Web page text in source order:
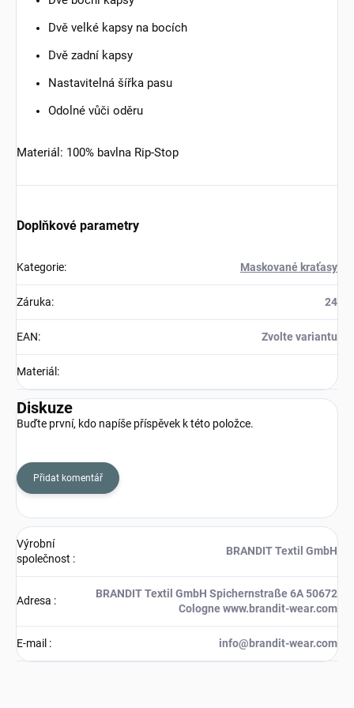
Dvě velké kapsy na bocích
Dvě zadní kapsy
Nastavitelná šířka pasu
Odolné vůči oděru
Materiál: 100% bavlna Rip-Stop
Doplňkové parametry
Kategorie: Maskované kraťasy
Záruka: 24
EAN: Zvolte variantu
Materiál :
Diskuze
Buďte první, kdo napíše příspěvek k této položce.
Přidat komentář
Výrobní
společnost :
BRANDIT Textil GmbH
Adresa :
BRANDIT Textil GmbH Spichernstraße 6A 50672
Cologne www.brandit-wear.com
E-mail : info@brandit-wear.com